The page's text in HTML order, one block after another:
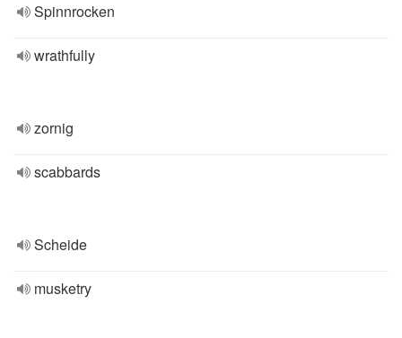
Spinnrocken
wrathfully
zornig
scabbards
Scheide
musketry